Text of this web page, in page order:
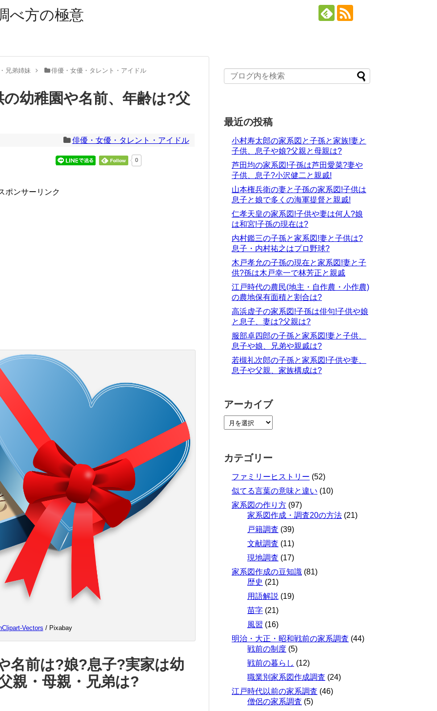
べ方の極意
兄弟姉妹 俳優・女優・タレント・アイドル
幼稚園や名前、年齢は?父
俳優・女優・タレント・アイドル
0
ポンサーリンク
Vectors / Pixabay
名前は?娘?息子?実家は幼
親・母親・兄弟は?
最近の投稿
小村寿太郎の家系図と子孫と家族!妻と
子供、息子や娘?父親と母親は?
芦田均の家系図!子孫は芦田愛菜?妻や
子供、息子?小沢健二と親戚!
山本権兵衛の妻と子孫の家系図!子供は
息子と娘で多くの海軍提督と親戚!
仁孝天皇の家系図!子供や妻は何人?娘
は和宮!子孫の現在は?
内村鑑三の子孫と家系図!妻と子供は?
息子・内村祐之はプロ野球?
木戸孝允の子孫の現在と家系図!妻と子
供?孫は木戸幸一で林芳正と親戚
江戸時代の農民(地主・自作農・小作農)
の農地保有面積と割合は?
高浜虚子の家系図!子孫は俳句!子供や娘
と息子、妻は?父親は?
服部卓四郎の子孫と家系図!妻と子供、
息子や娘、兄弟や親戚は?
若槻礼次郎の子孫と家系図!子供や妻、
息子や父親、家族構成は?
アーカイブ
カテゴリー
ファミリーヒストリー (52)
似てる言葉の意味と違い (10)
家系図の作り方 (97)
家系図作成・調査20の方法 (21)
戸籍調査 (39)
文献調査 (11)
現地調査 (17)
家系図作成の豆知識 (81)
歴史 (21)
用語解説 (19)
苗字 (21)
風習 (16)
明治・大正・昭和戦前の家系調査 (44)
戦前の制度 (5)
戦前の暮らし (12)
職業別家系図作成調査 (24)
江戸時代以前の家系調査 (46)
僧侶の家系調査 (5)